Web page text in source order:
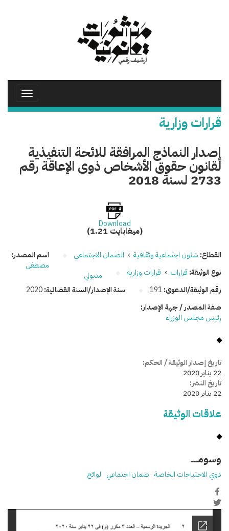
Toggle
قرارات وزارية
إصدار النماذج المرافقة للائحة التنفيذية
لقانون حقوق الأشخاص ذوى الإعاقة رقم
2733 لسنة 2018
Download
(1.21 ميغابايت)
القطاع: شئون اجتماعية وثقافية › الضمان الاجتماعي
نوع الوثيقة: قرارات › قرارات وزارية
رقم الوثيقة/الدعوى: 191 سنة الإصدار/السنة القضائية:2020
اسم المصدر:
مصطفى
مدبولي
صفة المصدر / جهة الإصدار:
رئيس مجلس الوزراء
تاريخ إصدار الوثيقة / الحكم:
22 يناير 2020
تاريخ النشر:
22 يناير 2020
علاقات الوثيقة
وسومـــــ
ذوي الاحتياجات الخاصة ضمان اجتماعي لوائح